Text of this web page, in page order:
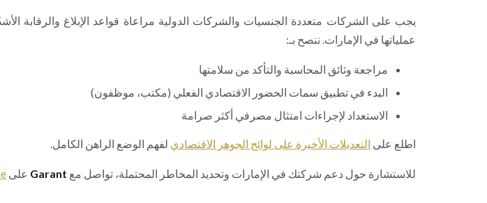
يجب على الشركات متعددة الجنسيات والشركات الدولية مراعاة قواعد الإبلاغ والرقابة
عملياتها في الإمارات. ننصح بـ:
مراجعة وثائق المحاسبة والتأكد من سلامتها
البدء في تطبيق سمات الحضور الاقتصادي الفعلي (مكتب، موظفون)
الاستعداد لإجراءات امتثال مصرفي أكثر صرامة
اطلع على التعديلات الأخيرة على لوائح الجوهر الاقتصادي لفهم الوضع الراهن الكامل.
للاستشارة حول دعم شركتك في الإمارات وتحديد المخاطر المحتملة، تواصل مع Garant على